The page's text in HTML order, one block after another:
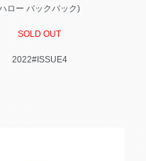
ロー バックパック)
SOLD OUT
2022#ISSUE4